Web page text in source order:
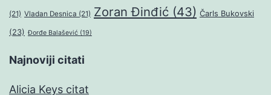
(21) Vladan Desnica (21) Zoran Đinđić (43) Čarls Bukovski
(23) Đorđe Balašević (19)
Najnoviji citati
Alicia Keys citat